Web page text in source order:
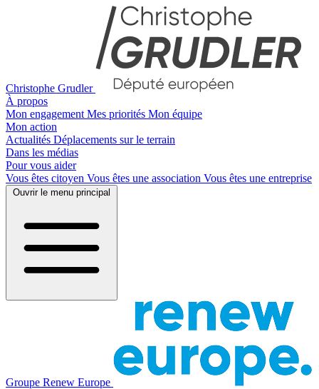
Christophe Grudler
À propos
Mon engagement Mes priorités Mon équipe
Mon action
Actualités Déplacements sur le terrain
Dans les médias
Pour vous aider
Vous êtes citoyen Vous êtes une association Vous êtes une entreprise
Ouvrir le menu principal
Groupe Renew Europe